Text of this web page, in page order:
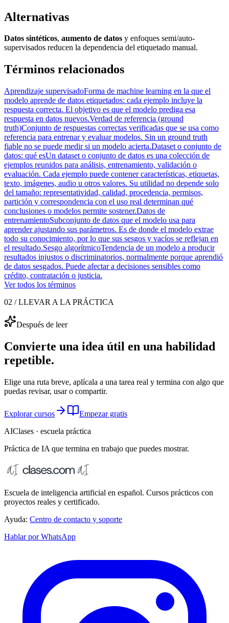
Alternativas
Datos sintéticos, aumento de datos y enfoques semi/auto-
supervisados reducen la dependencia del etiquetado manual.
Términos relacionados
Aprendizaje supervisadoForma de machine learning en la que el
modelo aprende de datos etiquetados: cada ejemplo incluye la
respuesta correcta. El objetivo es que el modelo prediga esa
respuesta en datos nuevos.Verdad de referencia (ground
truth)Conjunto de respuestas correctas verificadas que se usa como
referencia para entrenar y evaluar modelos. Sin un ground truth
fiable no se puede medir si un modelo acierta.Dataset o conjunto de
datos: qué esUn dataset o conjunto de datos es una colección de
ejemplos reunidos para análisis, entrenamiento, validación o
evaluación. Cada ejemplo puede contener características, etiquetas,
texto, imágenes, audio u otros valores. Su utilidad no depende solo
del tamaño: representatividad, calidad, procedencia, permisos,
partición y correspondencia con el uso real determinan qué
conclusiones o modelos permite sostener.Datos de
entrenamientoSubconjunto de datos que el modelo usa para
aprender ajustando sus parámetros. Es de donde el modelo extrae
todo su conocimiento, por lo que sus sesgos y vacíos se reflejan en
el resultado.Sesgo algorítmicoTendencia de un modelo a producir
resultados injustos o discriminatorios, normalmente porque aprendió
de datos sesgados. Puede afectar a decisiones sensibles como
crédito, contratación o justicia.
Ver todos los términos
02 / LLEVAR A LA PRÁCTICA
Después de leer
Convierte una idea útil en una habilidad
repetible.
Elige una ruta breve, aplícala a una tarea real y termina con algo que
puedas revisar, usar o compartir.
Explorar cursos
Empezar gratis
AIClases · escuela práctica
Práctica de IA que termina en trabajo que puedes mostrar.
Escuela de inteligencia artificial en español. Cursos prácticos con
proyectos reales y certificado.
Ayuda: Centro de contacto y soporte
Hablar por WhatsApp